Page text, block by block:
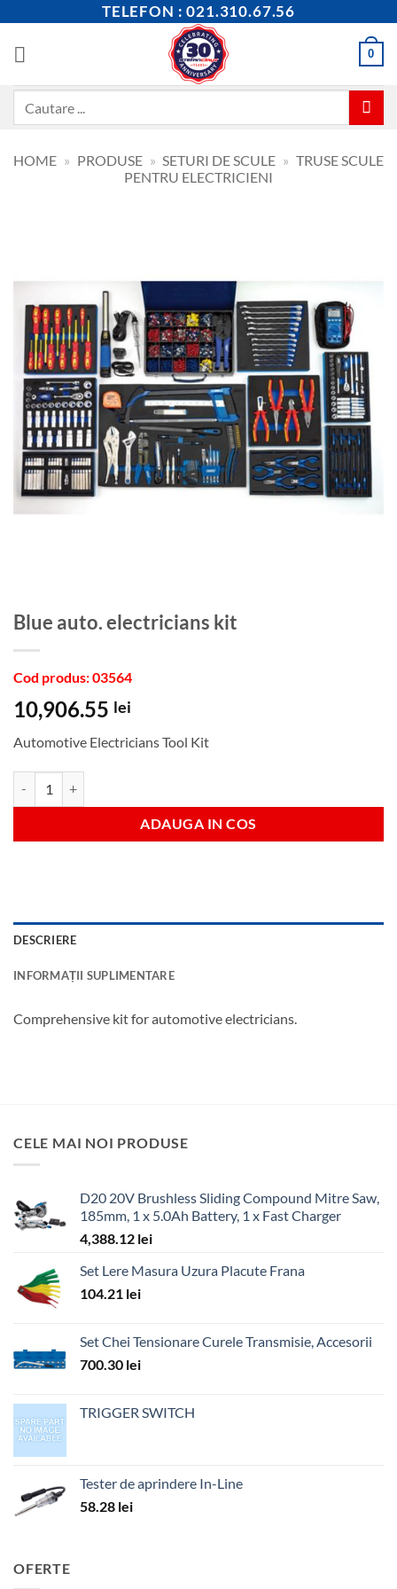
content
TELEFON : 021.310.67.56
0
HOME » PRODUSE » SETURI DE SCULE » TRUSE SCULE
PENTRU ELECTRICIENI
Blue auto. electricians kit
Cod produs: 03564
10,906.55 lei
Automotive Electricians Tool Kit
ADAUGA IN COS
DESCRIERE
INFORMAȚII SUPLIMENTARE
Comprehensive kit for automotive electricians.
CELE MAI NOI PRODUSE
D20 20V Brushless Sliding Compound Mitre Saw,
185mm, 1 x 5.0Ah Battery, 1 x Fast Charger
4,388.12 lei
Set Lere Masura Uzura Placute Frana
104.21 lei
Set Chei Tensionare Curele Transmisie, Accesorii
700.30 lei
TRIGGER SWITCH
Tester de aprindere In-Line
58.28 lei
OFERTE